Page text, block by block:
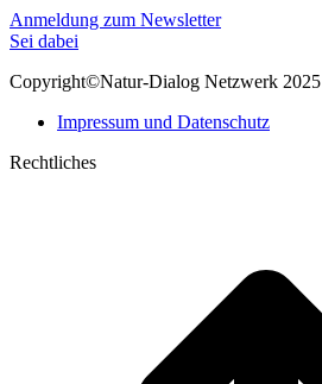
Linkedin
page
in
window
E-
Mail
opens
new
Anmeldung zum Newsletter
Sei dabei
Copyright©Natur-Dialog Netzwerk 2025
Impressum und Datenschutz
Rechtliches